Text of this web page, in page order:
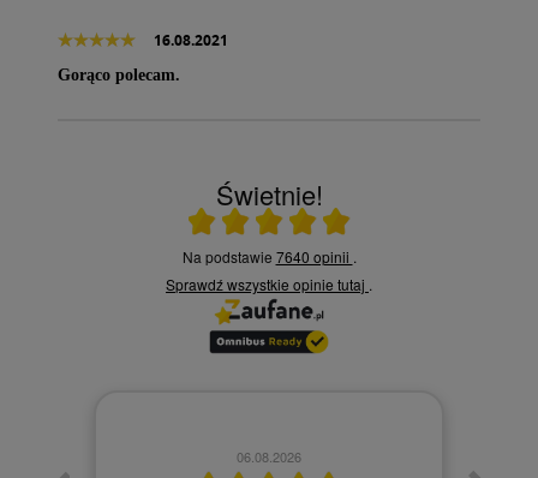
16.08.2021
Gorąco polecam.
Świetnie!
Ocena średnia 5 na 5
Na podstawie 7640 opinii .
Sprawdź wszystkie opinie tutaj .
06.08.2026